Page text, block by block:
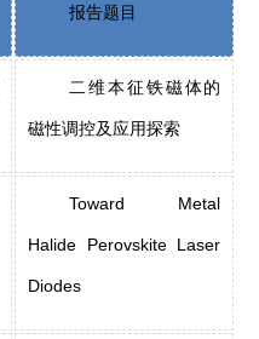
报告题目
二维本征铁磁体的
磁性调控及应用探索
Toward Metal
Halide Perovskite Laser
Diodes